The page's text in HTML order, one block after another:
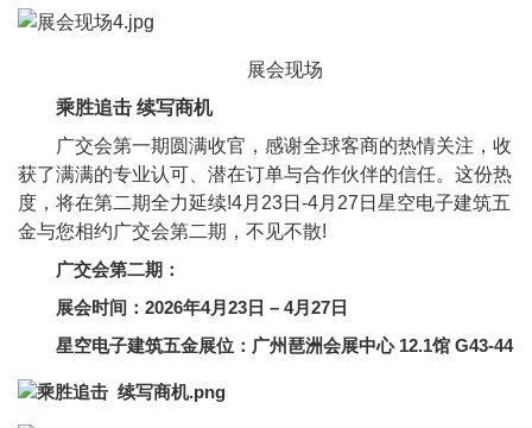
展会现场
乘胜追击 续写商机
广交会第一期圆满收官，感谢全球客商的热情关注，收
获了满满的专业认可、潜在订单与合作伙伴的信任。这份热
度，将在第二期全力延续!4月23日-4月27日星空电子建筑五
金与您相约广交会第二期，不见不散!
广交会第二期：
展会时间：2026年4月23日 – 4月27日
星空电子建筑五金展位：广州琶洲会展中心12.1馆 G43-44